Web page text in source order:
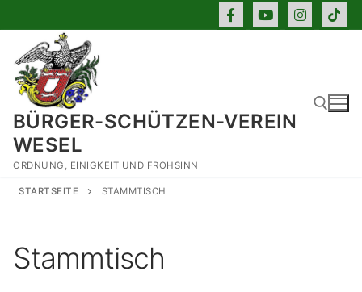
Inhalt
springen
BÜRGER-SCHÜTZEN-VEREIN
WESEL
ORDNUNG, EINIGKEIT UND FROHSINN
Suchen nach:
STARTSEITE STAMMTISCH
Stammtisch